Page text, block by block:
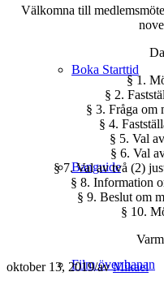
Boka Starttid
Banguide
Film över banan
Välkomna till
§ 1.
§ 2.
§ 3. Fråga om
§ 4.
§ 5. Val
§ 6. Val
§ 7. Val av två (2)
§ 8. Information
§ 9. Beslut om
§ 10.
oktober 13, 2019/avMikael